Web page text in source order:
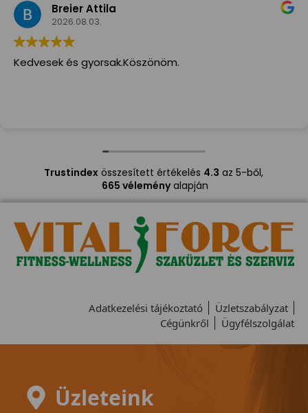
Breier Attila
2026.08.03.
Kedvesek és gyorsak.Köszönöm.
Trustindexösszesített értékelés 4.3 az 5-ből,
665 véleményalapján
Adatkezelési tájékoztató
Üzletszabályzat
Cégünkről
Ügyfélszolgálat
Üzleteink